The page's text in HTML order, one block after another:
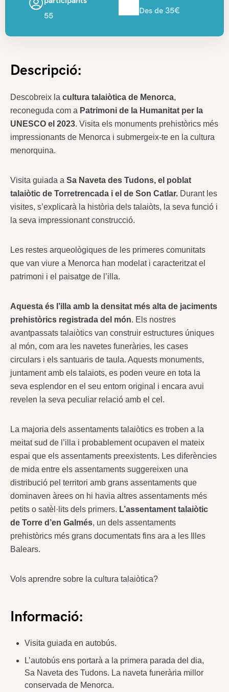
55
Des de 35€
Descripció:
Descobreix la cultura talaiòtica de Menorca,
reconeguda com a Patrimoni de la Humanitat per la
UNESCO el 2023. Visita els monuments prehistòrics més
impressionants de Menorca i submergeix-te en la cultura
menorquina.
Visita guiada a Sa Naveta des Tudons, el poblat
talaiòtic de Torretrencada i el de Son Catlar. Durant les
visites, s’explicarà la història dels talaiòts, la seva funció i
la seva impressionant construcció.
Les restes arqueològiques de les primeres comunitats
que van viure a Menorca han modelat i caracteritzat el
patrimoni i el paisatge de l’illa.
Aquesta és l’illa amb la densitat més alta de jaciments
prehistòrics registrada del món. Els nostres
avantpassats talaiòtics van construir estructures úniques
al món, com ara les navetes funeràries, les cases
circulars i els santuaris de taula. Aquests monuments,
juntament amb els talaiots, es poden veure en tota la
seva esplendor en el seu entorn original i encara avui
revelen la seva peculiar relació amb el cel.
La majoria dels assentaments talaiòtics es troben a la
meitat sud de l’illa i probablement ocupaven el mateix
espai que els assentaments preexistents. Les diferències
de mida entre els assentaments suggereixen una
distribució pel territori amb grans assentaments que
dominaven àrees on hi havia altres assentaments més
petits o satèl·lits dels primers. L’assentament talaiòtic
de Torre d’en Galmés, un dels assentaments
prehistòrics més grans documentats fins ara a les Illes
Balears.
Vols aprendre sobre la cultura talaiòtica?
Informació:
Visita guiada en autobús.
L’autobús ens portarà a la primera parada del dia,
Sa Naveta des Tudons. La naveta funerària millor
conservada de Menorca.